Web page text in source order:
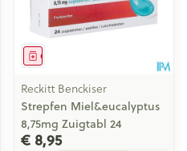
Geneesmiddel
Reckitt Benckiser
Strepfen Miel&eucalyptus
8,75mg Zuigtabl 24
€ 8,95